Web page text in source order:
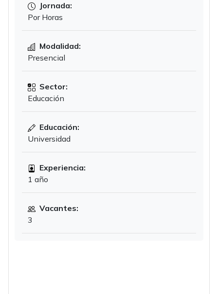
Jornada:
Por Horas
Modalidad:
Presencial
Sector:
Educación
Educación:
Universidad
Experiencia:
1 año
Vacantes:
3